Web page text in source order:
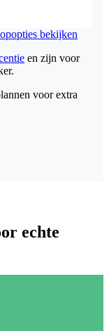
bekijken
en zijn voor
voor extra
echte